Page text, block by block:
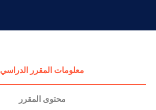
معلومات المقرر الدراسي
محتوى المقرر